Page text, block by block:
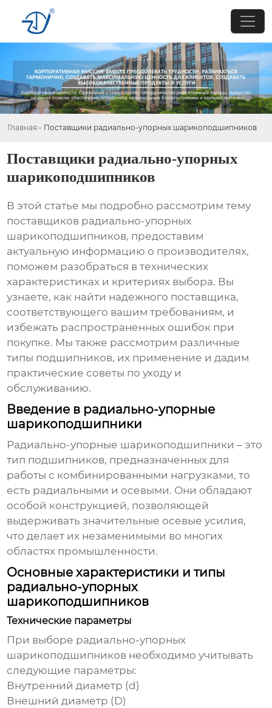
Главная - Поставщики радиально-упорных шарикоподшипников
Поставщики радиально-упорных
шарикоподшипников
В этой статье мы подробно рассмотрим тему
поставщиков радиально-упорных
шарикоподшипников, предоставим
актуальную информацию о производителях,
поможем разобраться в технических
характеристиках и критериях выбора. Вы
узнаете, как найти надежного поставщика,
соответствующего вашим требованиям, и
избежать распространенных ошибок при
покупке. Мы также рассмотрим различные
типы подшипников, их применение и дадим
практические советы по уходу и
обслуживанию.
Введение в радиально-упорные
шарикоподшипники
Радиально-упорные шарикоподшипники – это
тип подшипников, предназначенных для
работы с комбинированными нагрузками, то
есть радиальными и осевыми. Они обладают
особой конструкцией, позволяющей
выдерживать значительные осевые усилия,
что делает их незаменимыми во многих
областях промышленности.
Основные характеристики и типы
радиально-упорных
шарикоподшипников
Технические параметры
При выборе радиально-упорных
шарикоподшипников необходимо учитывать
следующие параметры:
Внутренний диаметр (d)
Внешний диаметр (D)